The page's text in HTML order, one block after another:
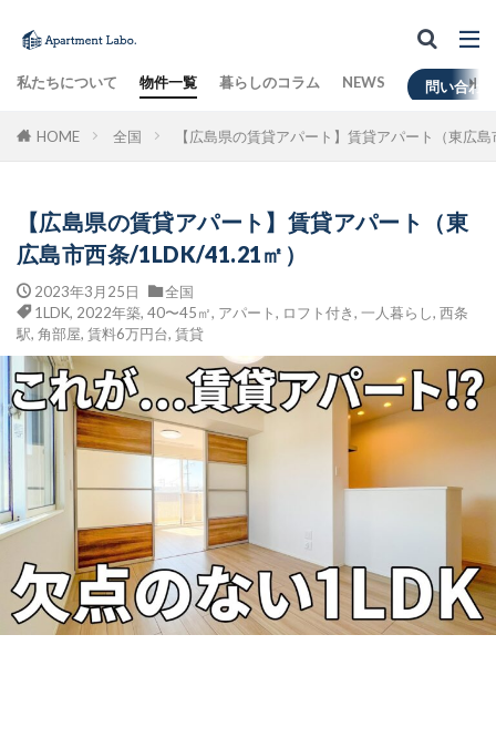
私たちについて 物件一覧 暮らしのコラム NEWS 問い合わせ
HOME 全国 【広島県の賃貸アパート】賃貸アパート（東広
【広島県の賃貸アパート】賃貸アパート（東
広島市西条/1LDK/41.21㎡）
2023年3月25日
全国
1LDK, 2022年築, 40〜45㎡, アパート, ロフト付き, 一人暮らし, 西条
駅, 角部屋, 賃料6万円台, 賃貸